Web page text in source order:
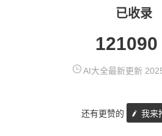
已收录
121090
AI大全最新更新
还有更赞的 我来